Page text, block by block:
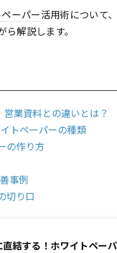
ーパー活用術について
解説します。
業資料との違いとは？
トペーパーの種類
の作り方
事例
切り口
直結する！ホワイトペー